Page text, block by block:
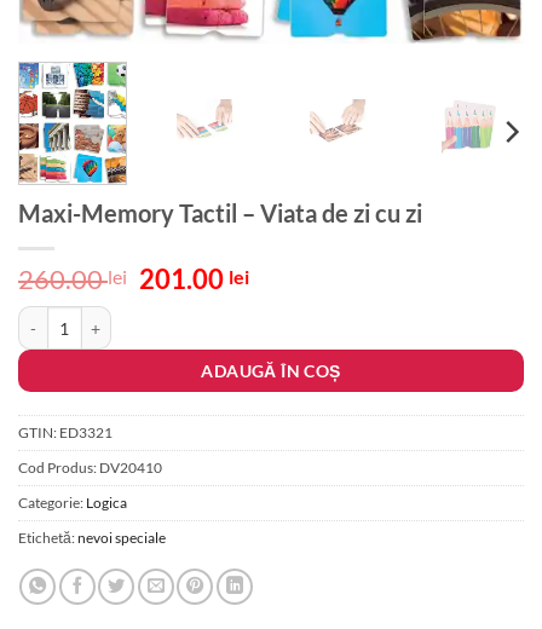
Maxi-Memory Tactil – Viata de zi cu zi
260.00lei
Prețul
fost:
260.00 lei.
201.00 leiPrețul
201.00 lei.
Cantitate Maxi-Memory Tactil - Viata de zi cu zi
ADAUGĂ ÎN COȘ
GTIN: ED3321
Cod Produs: DV20410
Categorie: Logica
Etichetă:nevoi speciale